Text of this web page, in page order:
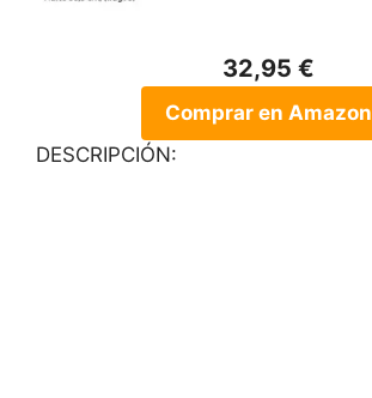
32,95 €
Comprar en Amazon
DESCRIPCIÓN: